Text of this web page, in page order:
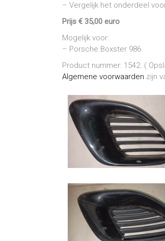
– Vergelijk het onderdeel
Prijs € 35,00 euro
Mogelijk voor:
– Porsche Boxster 986.
Product nummer: 1542. (
Algemene voorwaarden zijn